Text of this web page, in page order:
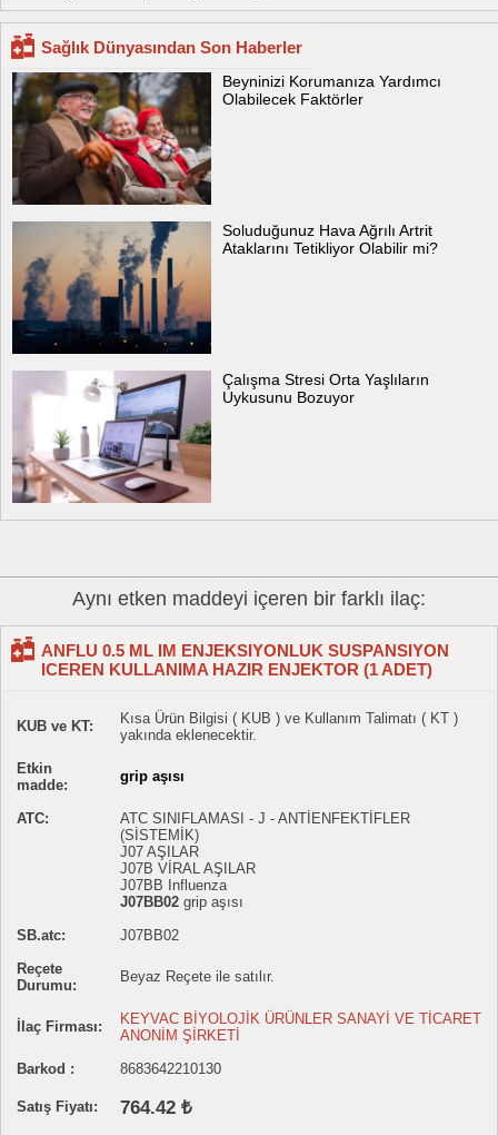
Sağlık Dünyasından Son Haberler
Beyninizi Korumanıza Yardımcı
Olabilecek Faktörler
Soluduğunuz Hava Ağrılı Artrit
Ataklarını Tetikliyor Olabilir mi?
Çalışma Stresi Orta Yaşlıların
Uykusunu Bozuyor
Aynı etken maddeyi içeren bir farklı ilaç:
ANFLU 0.5 ML IM ENJEKSIYONLUK SUSPANSIYON
ICEREN KULLANIMA HAZIR ENJEKTOR (1 ADET)
KUB ve KT:
Kısa Ürün Bilgisi ( KUB ) ve Kullanım Talimatı ( KT )
yakında eklenecektir.
Etkin
madde:
grip aşısı
ATC:
ATC SINIFLAMASI - J - ANTİENFEKTİFLER
(SİSTEMİK)
J07 AŞILAR
J07B VİRAL AŞILAR
J07BB Influenza
J07BB02 grip aşısı
SB.atc:
J07BB02
Reçete
Durumu:
Beyaz Reçete ile satılır.
İlaç Firması:
KEYVAC BİYOLOJİK ÜRÜNLER SANAYİ VE TİCARET
ANONİM ŞİRKETİ
Barkod :
8683642210130
Satış Fiyatı: 764.42 ₺